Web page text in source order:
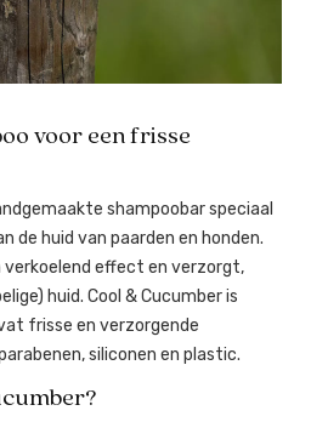
voor een frisse
shampoobar speciaal
de huid van paarden en honden.
verkoelend effect en verzorgt,
huid. Cool & Cucumber is
frisse en verzorgende
siliconen en plastic.